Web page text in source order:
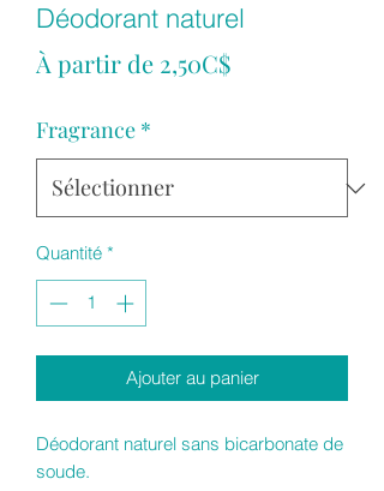
Déodorant naturel
À partir de 2,50C$Prix
Fragrance *
Quantité *
Ajouter au panier
Déodorant naturel sans bicarbonate de
soude.